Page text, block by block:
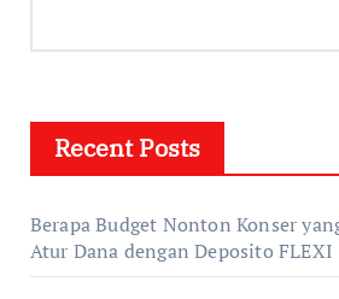
Recent Posts
Berapa Budget Nonton Konser
Atur Dana dengan Deposito FLEXI